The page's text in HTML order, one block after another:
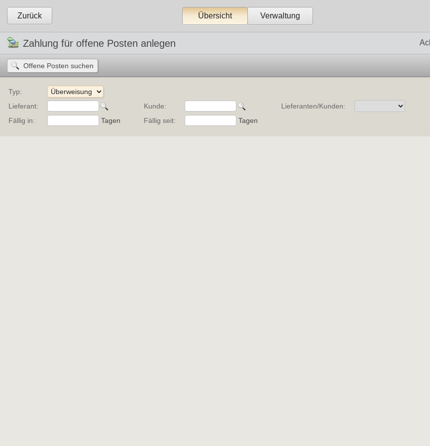
Zurück Übersicht Verwaltung
Zahlung für offene Posten anlegen
Typ:
Lieferant:
Kunde:
Lieferanten/Kunden:
Fällig in:
Tagen Fällig seit: Tagen